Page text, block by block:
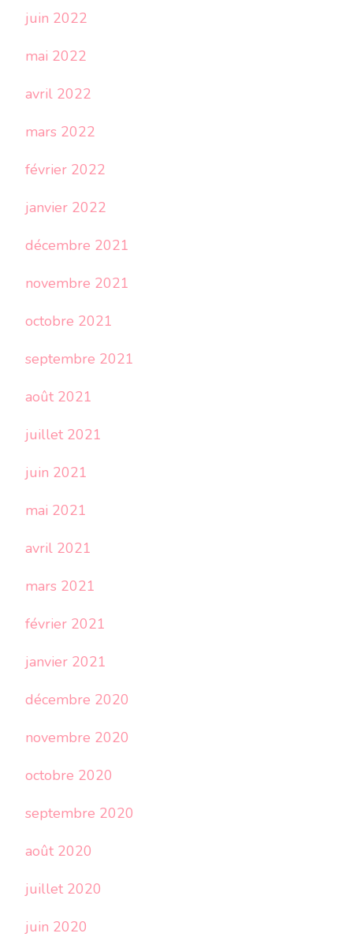
juin 2022
mai 2022
avril 2022
mars 2022
février 2022
janvier 2022
décembre 2021
novembre 2021
octobre 2021
septembre 2021
août 2021
juillet 2021
juin 2021
mai 2021
avril 2021
mars 2021
février 2021
janvier 2021
décembre 2020
novembre 2020
octobre 2020
septembre 2020
août 2020
juillet 2020
juin 2020